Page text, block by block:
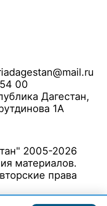
00
Дагестан,
1А
2005-2026
материалов.
права